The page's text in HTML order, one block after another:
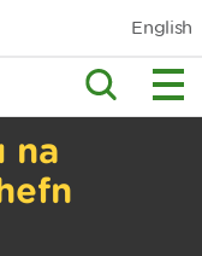
English
na